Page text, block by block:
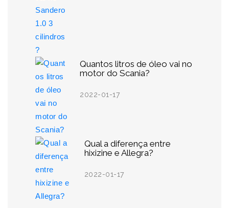
Quantos litros de óleo vai no
motor do Scania?
2022-01-17
Qual a diferença entre
hixizine e Allegra?
2022-01-17